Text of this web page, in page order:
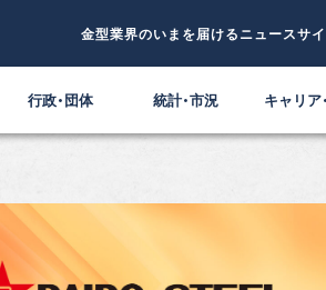
金型業界のいまを届けるニュースサイ
行政・団体 統計・市況 キャリア